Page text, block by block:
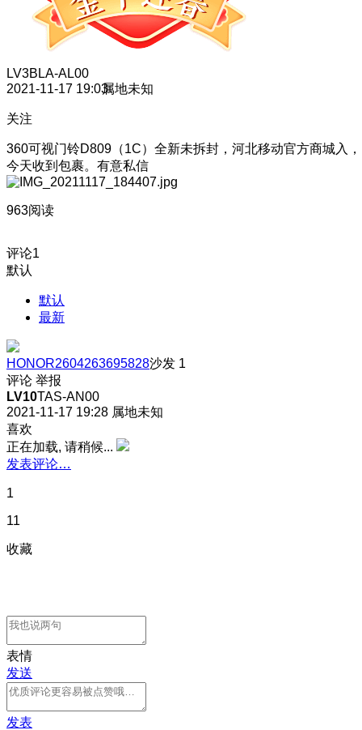
LV3BLA-AL00
2021-11-17 19:03属地未知
关注
360可视门铃D809（1C）全新未拆封，河北移动官方商城入，
今天收到包裹。有意私信
963阅读
评论1
默认
默认
最新
HONOR2604263695828沙发 1
评论 举报
LV10TAS-AN00
2021-11-17 19:28 属地未知
喜欢
正在加载, 请稍候...
发表评论…
1
11
收藏
表情
发送
发表